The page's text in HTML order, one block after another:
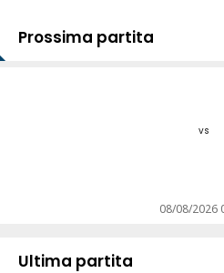
Prossima partita
vs
08/08/2026
Ultima partita